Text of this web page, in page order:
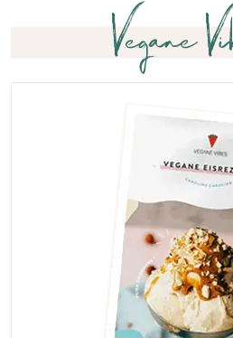
Vegane